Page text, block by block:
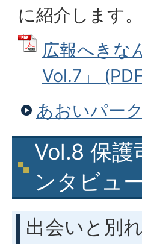
に紹介します。
広報へきな
Vol.7」
あおいパー
Vol.8 保護
ンタビュ
出会いと別